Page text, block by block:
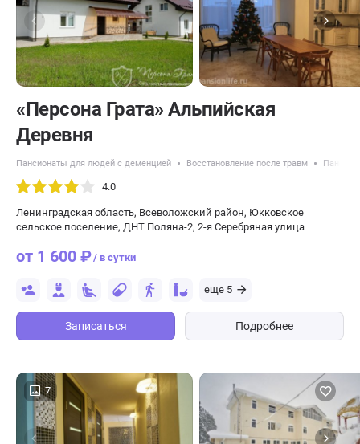
«Персона Грата» Альпийская
Деревня
Пансионаты для людей с деменцией Восстановление после травм
4.0
Ленинградская область, Всеволожский район, Юкковское
сельское поселение, ДНТ Поляна-2, 2-я Серебряная улица
от 1 600 ₽/ в сутки
еще 5
Записаться Подробнее
7